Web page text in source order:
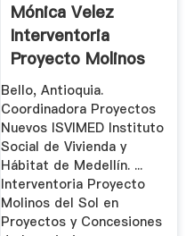
Mónica Velez
Interventoria
Proyecto Molinos
Del Sol ...
Bello, Antioquia.
Coordinadora Proyectos
Nuevos ISVIMED Instituto
Social de Vivienda y
Hábitat de Medellín. ...
Interventoria Proyecto
Molinos del Sol en
Proyectos y Concesiones